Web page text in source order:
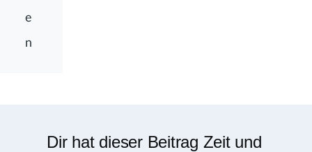
e
n
Dir hat dieser Beitrag Zeit und